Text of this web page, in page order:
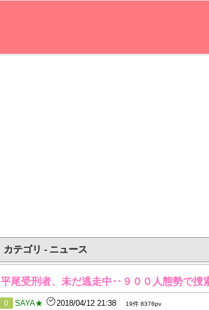
カテゴリ - ニュース
平尾受刑者、未だ逃走中‥９００人態勢で捜
0 SAYA★ 2018/04/12 21:38 19件 8376pv